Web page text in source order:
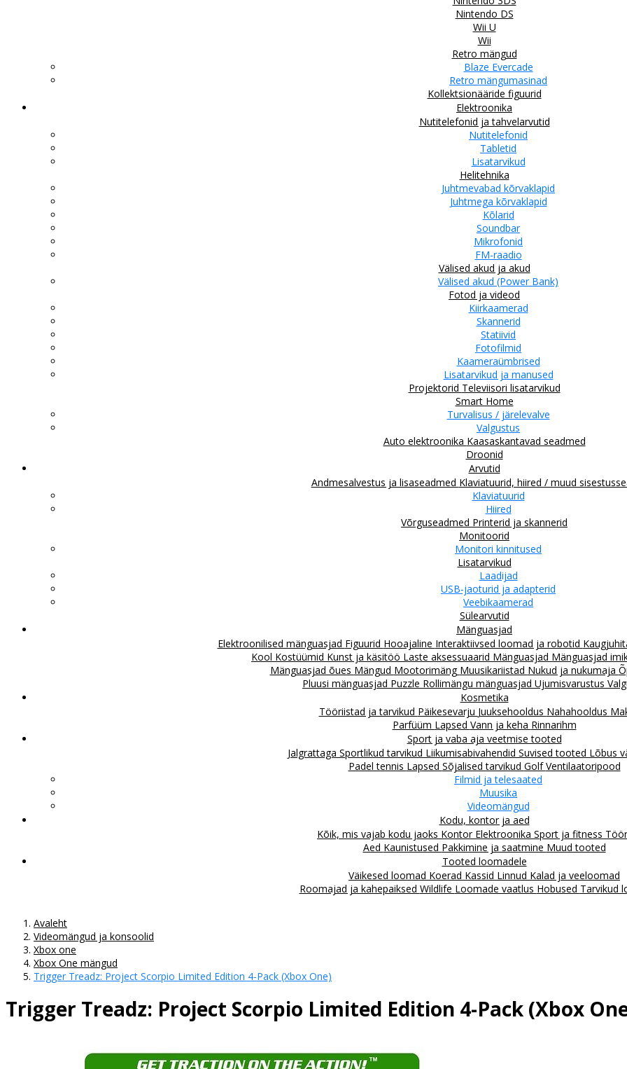
Nintendo DS
Wii U
Wii
Retro mängud
Blaze Evercade
Retro mängumasinad
Kollektsionääride figuurid
Elektroonika
Nutitelefonid ja tahvelarvutid
Nutitelefonid
Tabletid
Lisatarvikud
Helitehnika
Juhtmevabad kõrvaklapid
Juhtmega kõrvaklapid
Kõlarid
Soundbar
Mikrofonid
FM-raadio
Välised akud ja akud
Välised akud (Power Bank)
Fotod ja videod
Kiirkaamerad
Skannerid
Statiivid
Fotofilmid
Kaameraümbrised
Lisatarvikud ja manused
Projektorid Televiisori lisatarvikud
Smart Home
Turvalisus / järelevalve
Valgustus
Auto elektroonika Kaasaskantavad seadmed
Droonid
Arvutid
Andmesalvestus ja lisaseadmed Klaviatuurid, hiired / muud
Klaviatuurid
Hiired
Võrguseadmed Printerid ja skannerid
Monitoorid
Monitori kinnitused
Lisatarvikud
Laadijad
USB-jaoturid ja adapterid
Veebikaamerad
Sülearvutid
Mänguasjad
Elektroonilised mänguasjad Figuurid Hooajaline Interaktiivsed loomad ja robotid
Kool Kostüümid Kunst ja käsitöö Laste aksessuaarid Mänguasjad Mänguasjad
Mänguasjad õues Mängud Mootorimäng Muusikariistad Nukud ja nukumaja
Pluusi mänguasjad Puzzle Rollimängu mänguasjad Ujumisvarustus
Kosmetika
Tööriistad ja tarvikud Päikesevarju Juuksehooldus Nahahooldus
Parfüüm Lapsed Vann ja keha Rinnarihm
Sport ja vaba aja veetmise tooted
Jalgrattaga Sportlikud tarvikud Liikumisabivahendid Suvised tooted Lõbus
Padel tennis Lapsed Sõjalised tarvikud GolfVentilaatoripood
Filmid ja telesaated
Muusika
Videomängud
Kodu, kontor ja aed
Kõik, mis vajab kodu jaoks Kontor Elektroonika Sport ja fitness
Aed Kaunistused Pakkimine ja saatmine Muud tooted
Tooted loomadele
Väikesed loomad Koerad Kassid Linnud Kalad ja veeloomad
Roomajad ja kahepaiksed Wildlife Loomade vaatlus Hobused Tarvikud
Avaleht
Videomängud ja konsoolid
Xbox one
Xbox One mängud
Trigger Treadz: Project Scorpio Limited Edition 4-Pack (Xbox One)
Trigger Treadz: Project Scorpio Limited Edition 4-Pack (Xbox